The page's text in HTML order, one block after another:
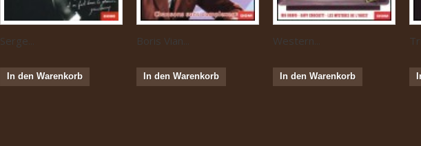
Serge...
In den Warenkorb
Boris Vian...
In den Warenkorb
Western...
In den Warenkorb